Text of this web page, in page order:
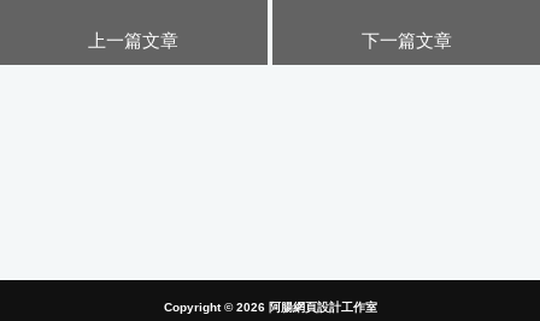
上一篇文章 下一篇文章
Copyright © 2026 阿腸網頁設計工作室